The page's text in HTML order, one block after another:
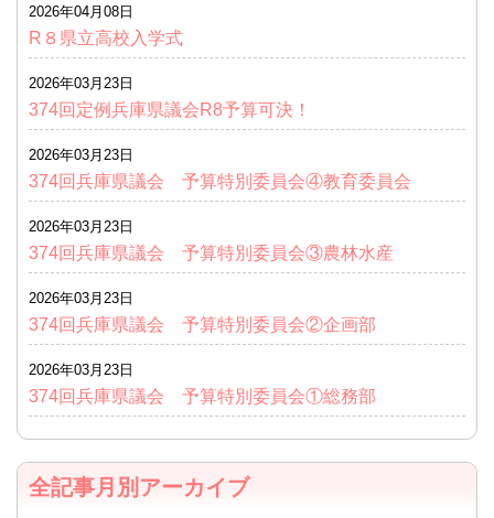
2026年04月08日
R８県立高校入学式
2026年03月23日
374回定例兵庫県議会R8予算可決！
2026年03月23日
374回兵庫県議会 予算特別委員会④教育委員会
2026年03月23日
374回兵庫県議会 予算特別委員会③農林水産
2026年03月23日
374回兵庫県議会 予算特別委員会②企画部
2026年03月23日
374回兵庫県議会 予算特別委員会①総務部
全記事月別アーカイブ